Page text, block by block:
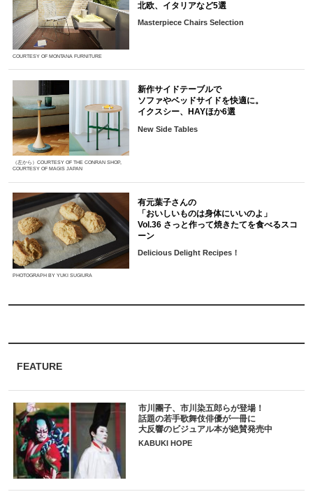
FEATURE
市川團子、市川染五郎らが登場！
話題の若手歌舞伎俳優が一冊に
大反響のビジュアル本が絶賛発売中
KABUKI HOPE
COURTESY OF MONTANA FURNITURE
北欧、イタリアなど5選
Masterpiece Chairs Selection
（左から）COURTESY OF THE CONRAN SHOP,
COURTESY OF MAGIS JAPAN
新作サイドテーブルで
ソファやベッドサイドを快適に。
イクスシー、HAYほか6選
New Side Tables
PHOTOGRAPH BY YUKI SUGIURA
有元葉子さんの
「おいしいものは身体にいいのよ」
Vol.36 さっと作って焼きたてを食べるスコ
ーン
Delicious Delight Recipes！